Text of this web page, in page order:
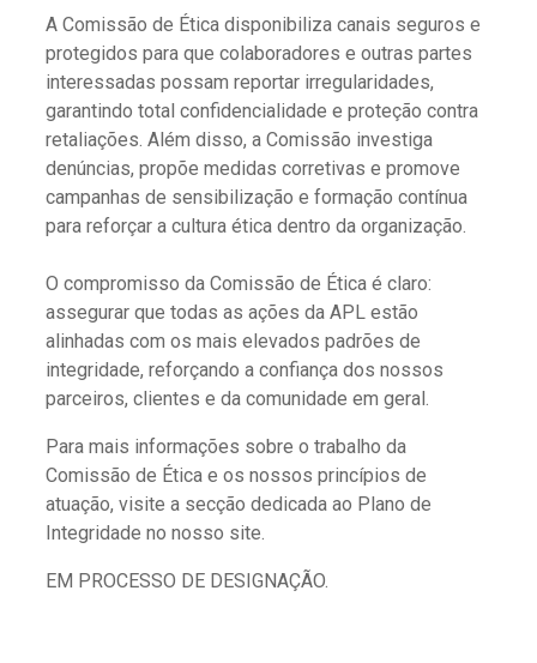
A Comissão de Ética disponibiliza canais seguros e
protegidos para que colaboradores e outras partes
interessadas possam reportar irregularidades,
garantindo total confidencialidade e proteção contra
retaliações. Além disso, a Comissão investiga
denúncias, propõe medidas corretivas e promove
campanhas de sensibilização e formação contínua
para reforçar a cultura ética dentro da organização.
O compromisso da Comissão de Ética é claro:
assegurar que todas as ações da APL estão
alinhadas com os mais elevados padrões de
integridade, reforçando a confiança dos nossos
parceiros, clientes e da comunidade em geral.
Para mais informações sobre o trabalho da
Comissão de Ética e os nossos princípios de
atuação, visite a secção dedicada ao Plano de
Integridade no nosso site.
EM PROCESSO DE DESIGNAÇÃO.